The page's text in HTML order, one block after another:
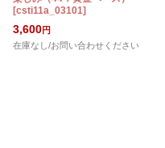
[csti11a_03101]
3,600円
在庫なし/お問い合わせください